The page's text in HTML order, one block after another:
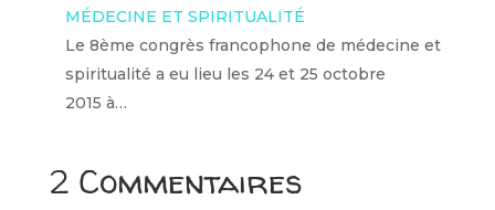
MÉDECINE ET SPIRITUALITÉ
Le 8ème congrès francophone de médecine et
spiritualité a eu lieu les 24 et 25 octobre
2015 à…
2 Commentaires